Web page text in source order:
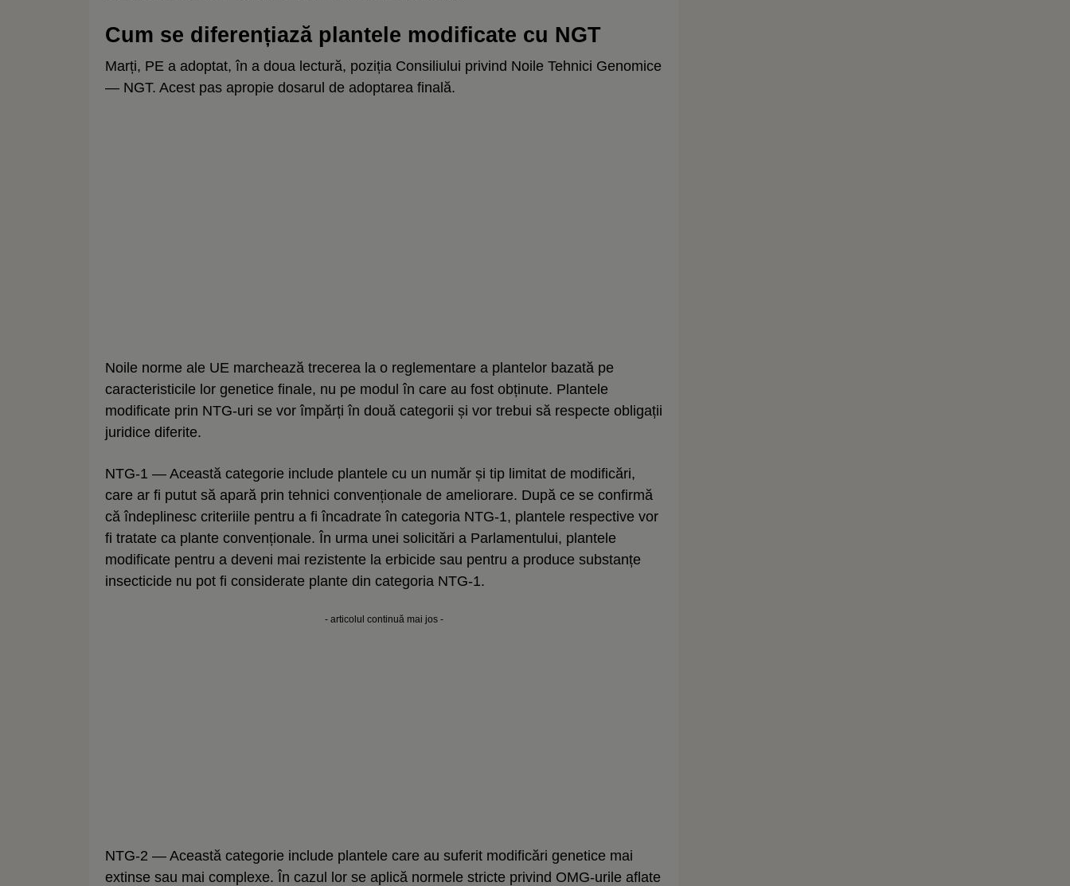
Cum se diferențiază plantele modificate cu NGT
Marți, PE a adoptat, în a doua lectură, poziția Consiliului privind Noile Tehnici Genomice
— NGT. Acest pas apropie dosarul de adoptarea finală.
Noile norme ale UE marchează trecerea la o reglementare a plantelor bazată pe
caracteristicile lor genetice finale, nu pe modul în care au fost obținute. Plantele
modificate prin NTG-uri se vor împărți în două categorii și vor trebui să respecte obligații
juridice diferite.
NTG-1 — Această categorie include plantele cu un număr și tip limitat de modificări,
care ar fi putut să apară prin tehnici convenționale de ameliorare. După ce se confirmă
că îndeplinesc criteriile pentru a fi încadrate în categoria NTG-1, plantele respective vor
fi tratate ca plante convenționale. În urma unei solicitări a Parlamentului, plantele
modificate pentru a deveni mai rezistente la erbicide sau pentru a produce substanțe
insecticide nu pot fi considerate plante din categoria NTG-1.
- articolul continuă mai jos -
NTG-2 — Această categorie include plantele care au suferit modificări genetice mai
extinse sau mai complexe. În cazul lor se aplică normele stricte privind OMG-urile aflate